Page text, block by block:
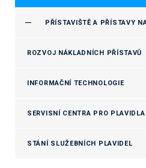
PŘÍSTAVIŠTĚ A PŘÍSTAVY
ROZVOJ NÁKLADNÍCH PŘÍSTAVŮ
INFORMAČNÍ TECHNOLOGIE
SERVISNÍ CENTRA PRO PLAVIDLA
STÁNÍ SLUŽEBNÍCH PLAVIDEL